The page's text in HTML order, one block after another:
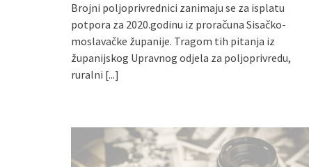
Brojni poljoprivrednici zanimaju se za isplatu
potpora za 2020.godinu iz proračuna Sisačko-
moslavačke županije. Tragom tih pitanja iz
županijskog Upravnog odjela za poljoprivredu,
ruralni [...]